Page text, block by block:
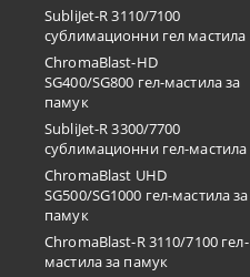
SubliJet-R 3110/7100
сублимационни гел мастила
ChromaBlast-HD
SG400/SG800 гел-мастила за
памук
SubliJet-R 3300/7700
сублимационни гел-мастила
ChromaBlast UHD
SG500/SG1000 гел-мастила за
памук
ChromaBlast-R 3110/7100 гел-
мастила за памук